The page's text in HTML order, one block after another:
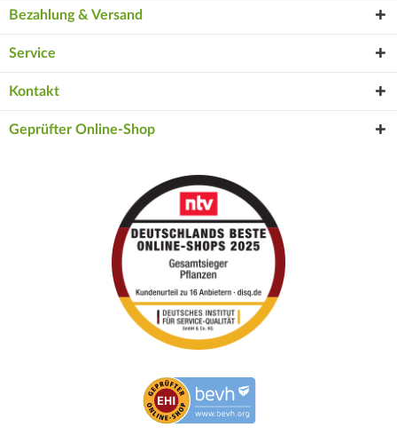
Bezahlung & Versand
Service
Kontakt
Geprüfter Online-Shop